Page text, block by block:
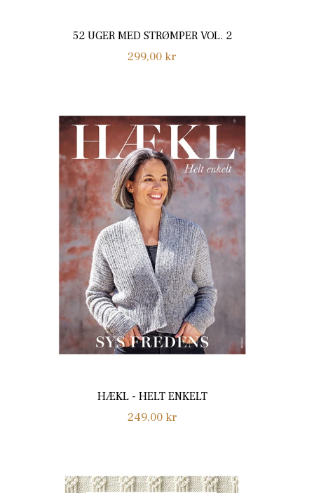
52 UGER MED STRØMPER VOL. 2
Normalpris
299,00 kr
HÆKL - HELT ENKELT
Normalpris
249,00 kr